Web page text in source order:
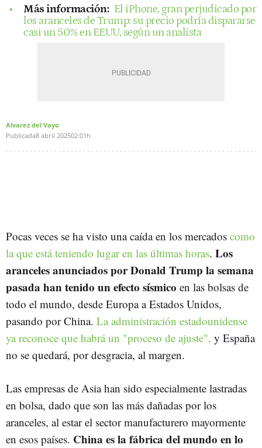
Más información: El iPhone, gran perjudicado por
los aranceles de Trump: su precio podría dispararse
casi un 50% en EEUU, según un analista
Alvarez del Vayo
Publicada8 abril 202502:01h
Pocas veces se ha visto una caída en los mercados como
la que está teniendo lugar en las últimas horas. Los
aranceles anunciados por Donald Trump la semana
pasada han tenido un efecto sísmico en las bolsas de
todo el mundo, desde Europa a Estados Unidos,
pasando por China. La administración estadounidense
ya reconoce que habrá un "proceso de ajuste", y España
no se quedará, por desgracia, al margen.
Las empresas de Asia han sido especialmente lastradas
en bolsa, dado que son las más dañadas por los
aranceles, al estar el sector manufacturero mayormente
en esos países. China es la fábrica del mundo en lo